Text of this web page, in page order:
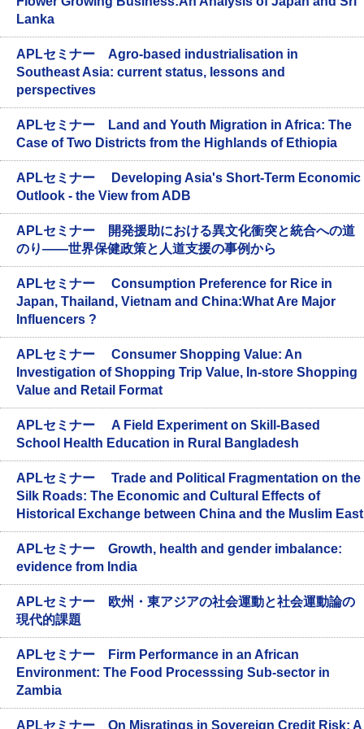
Lanka
APLセミナー Agro-based industrialisation in
Southeast Asia: current status, lessons and
perspectives
APLセミナー Land and Youth Migration in Africa: The
Case of Two Districts from the Highlands of Ethiopia
APLセミナー Developing Asia's Short-Term Economic
Outlook - the View from ADB
APLセミナー 開発援助における異文化衝突と統合への道
のり――世界保健政策と人道支援の事例から
APLセミナー Consumption Preference for Rice in
Japan, Thailand, Vietnam and China:What Are Major
Influencers ?
APLセミナー Consumer Shopping Value: An
Investigation of Shopping Trip Value, In-store Shopping
Value and Retail Format
APLセミナー A Field Experiment on Skill-Based
School Health Education in Rural Bangladesh
APLセミナー Trade and Political Fragmentation on the
Silk Roads: The Economic and Cultural Effects of
Historical Exchange between China and the Muslim East
APLセミナー Growth, health and gender imbalance:
evidence from India
APLセミナー 欧州・東アジアの社会運動と社会運動論の
現代的課題
APLセミナー Firm Performance in an African
Environment: The Food Processsing Sub-sector in
Zambia
APLセミナー On Misratings in Sovereign Credit Risk: A